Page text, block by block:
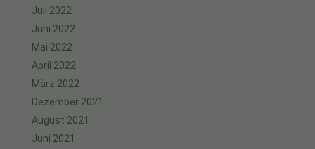
Juli 2022
Juni 2022
Mai 2022
April 2022
März 2022
Dezember 2021
August 2021
Juni 2021